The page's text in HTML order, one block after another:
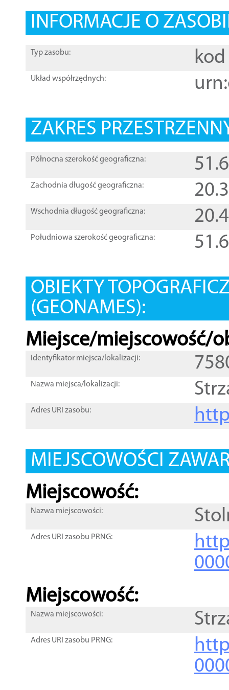
INFORMACJE O
Typ zasobu: kod
Układ współrzędnych:
ZAKRES
Północna szerokość geograficzna:
Zachodnia długość geograficzna:
Wschodnia długość geograficzna:
Południowa szerokość geograficzna:
OBIEKTY
(GEONAMES):
Miejsce/miejscowość/
Identyfikator miejsca/lokalizacji:
Nazwa miejsca/lokalizacji:
Adres URI zasobu:
MIEJSCOWOŚCI
Miejscowość:
Nazwa miejscowości:
Adres URI zasobu PRNG:
Miejscowość:
Nazwa miejscowości:
Adres URI zasobu PRNG: